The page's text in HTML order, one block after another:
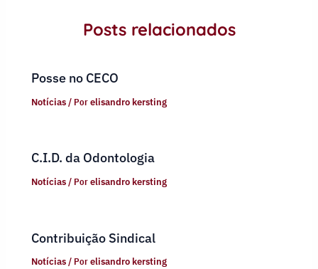
Posts relacionados
Posse no CECO
Notícias/ Porelisandro kersting
C.I.D. da Odontologia
Notícias/ Porelisandro kersting
Contribuição Sindical
Notícias/ Porelisandro kersting